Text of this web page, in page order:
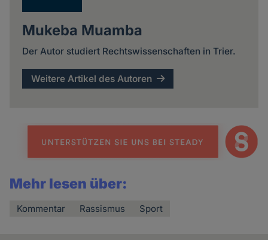
Mukeba Muamba
Der Autor studiert Rechtswissenschaften in Trier.
Weitere Artikel des Autoren
Mehr lesen über:
Kommentar Rassismus Sport